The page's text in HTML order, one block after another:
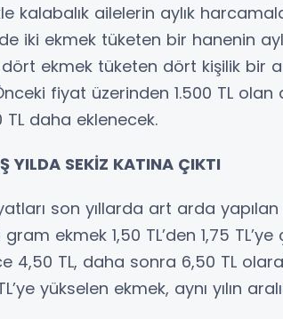
kalabalık ailelerin aylık
iki ekmek tüketen bir hanenin
ekmek tüketen dört kişilik bir
fiyat üzerinden 1.500 TL
TL daha eklenecek.
YILDA SEKİZ KATINA ÇIKTI
son yıllarda art arda
ekmek 1,50 TL’den 1,75 TL’ye
4,50 TL, daha sonra 6,50 TL
yükselen ekmek, aynı yılın